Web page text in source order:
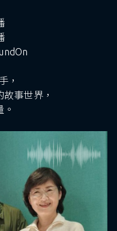
，
事世界，